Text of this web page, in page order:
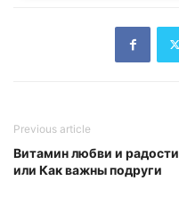
Previous article
Витамин любви и радости
или Как важны подруги